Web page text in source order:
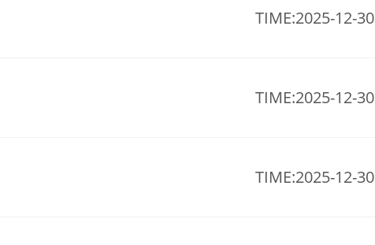
TIME:2025-12-30
TIME:2025-12-30
TIME:2025-12-30